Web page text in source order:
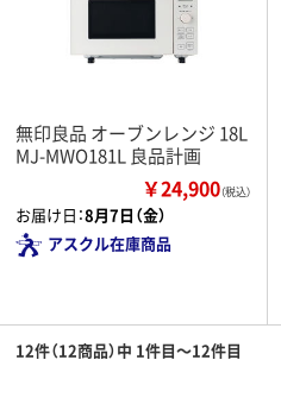
無印良品 オーブンレンジ 18L
MJ-MWO181L 良品計画
￥24,900（税込）
お届け日：8月7日（金）
アスクル在庫商品
12件（12商品）中 1件目～12件目